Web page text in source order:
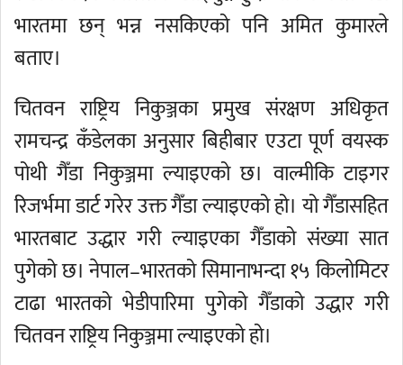
भारतमा छन् भन्न नसकिएको पनि अमित कुमारले
बताए।
चितवन राष्ट्रिय निकुञ्जका प्रमुख संरक्षण अधिकृत
रामचन्द्र कँडेलका अनुसार बिहीबार एउटा पूर्ण वयस्क
पोथी गैँडा निकुञ्जमा ल्याइएको छ। वाल्मीकि टाइगर
रिजर्भमा डार्ट गरेर उक्त गैँडा ल्याइएको हो। यो गैँडासहित
भारतबाट उद्धार गरी ल्याइएका गैँडाको संख्या सात
पुगेको छ। नेपाल–भारतको सिमानाभन्दा १५ किलोमिटर
टाढा भारतको भेडीपारिमा पुगेको गैँडाको उद्धार गरी
चितवन राष्ट्रिय निकुञ्जमा ल्याइएको हो।